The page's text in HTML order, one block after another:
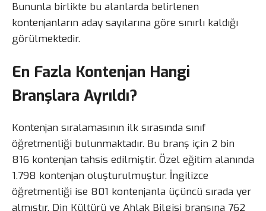
Bununla birlikte bu alanlarda belirlenen
kontenjanların aday sayılarına göre sınırlı kaldığı
görülmektedir.
En Fazla Kontenjan Hangi
Branşlara Ayrıldı?
Kontenjan sıralamasının ilk sırasında sınıf
öğretmenliği bulunmaktadır. Bu branş için 2 bin
816 kontenjan tahsis edilmiştir. Özel eğitim alanında
1.798 kontenjan oluşturulmuştur. İngilizce
öğretmenliği ise 801 kontenjanla üçüncü sırada yer
almıştır. Din Kültürü ve Ahlak Bilgisi branşına 762